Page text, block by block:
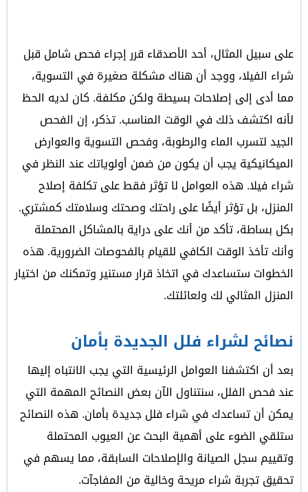
على سبيل المثال، أحد الأصدقاء قرر إجراء فحص شامل قبل
شراء الفيلا، ووجد أن هناك مشكلة صغيرة في التسوية،
مما أدى إلى إصلاحات بسيطة ولكن مكلفة. كان لديه الحظ
لأنه اكتشف ذلك في الوقت المناسب. تذكر، إن الفحص
الجيد لتسرب الماء والرطوبة، وفحص التسوية والعوارض
الميكانيكية يجب أن يكون من ضمن أولوياتك عند النظر في
شراء فيلا. هذه العوامل لا تؤثر فقط على تكلفة إصلاح
المنزل، بل تؤثر أيضًا على راحتك وصحتك وسلامتك كمشتري.
بكل بساطة، تأكد من أنك على دراية بالمشاكل المحتملة
وأنك تأخذ الوقت الكافي للقيام بالفحوصات الضرورية. هذه
الخطوات ستساعدك في اتخاذ قرار مستنير وتمكنك من اختيار
المنزل المثالي لك ولعائلتك.
نصائح لشراء فلل الجديدة بأمان
بعد أن اكتشفنا العوامل الرئيسية التي يجب الانتباه إليها
عند فحص الفلل، سنتناول الآن بعض النصائح المهمة التي
يمكن أن تساعدك في شراء فلل جديدة بأمان. هذه النصائح
ستلقي الضوء على أهمية البحث عن العيوب المحتملة
وتقييم سجل الصيانة والإصلاحات السابقة، مما يسهم في
تحقيق تجربة شراء مريحة وخالية من المفاجآت.